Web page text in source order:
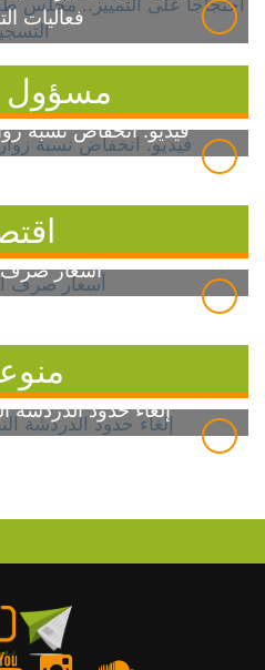
فعاليات
مسؤول
فيديو: انخفاض نسبة
أسعار صرف
إلغاء حدود الدردشة